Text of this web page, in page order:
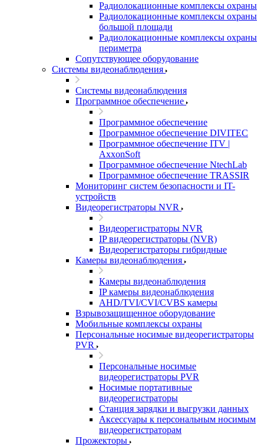
Радиолокационные комплексы охраны
Радиолокационные комплексы охраны
большой площади
Радиолокационные комплексы охраны
периметра
Сопутствующее оборудование
Системы видеонаблюдения
Системы видеонаблюдения
Программное обеспечение
Программное обеспечение
Программное обеспечение DIVITEC
Программное обеспечение ITV |
AxxonSoft
Программное обеспечение NtechLab
Программное обеспечение TRASSIR
Мониторинг систем безопасности и IT-
устройств
Видеорегистраторы NVR
Видеорегистраторы NVR
IP видеорегистраторы (NVR)
Видеорегистраторы гибридные
Камеры видеонаблюдения
Камеры видеонаблюдения
IP камеры видеонаблюдения
AHD/TVI/CVI/CVBS камеры
Взрывозащищенное оборудование
Мобильные комплексы охраны
Персональные носимые видеорегистраторы
PVR
Персональные носимые
видеорегистраторы PVR
Носимые портативные
видеорегистраторы
Станция зарядки и выгрузки данных
Аксессуары к персональным носимым
видеорегистраторам
Прожекторы